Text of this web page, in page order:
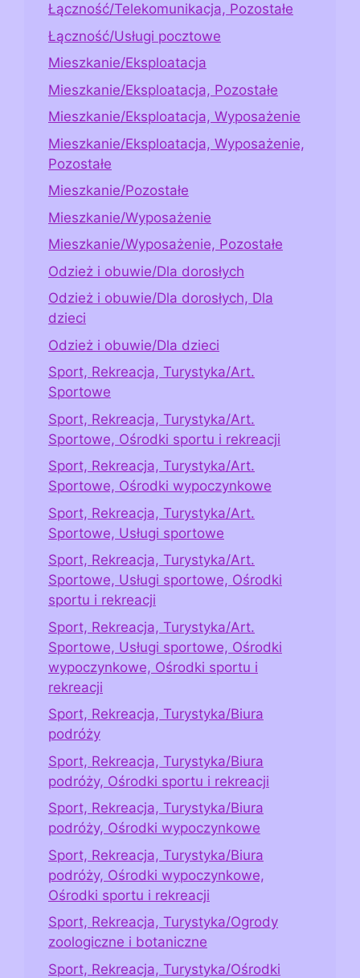
Łączność/Telekomunikacja, Pozostałe
Łączność/Usługi pocztowe
Mieszkanie/Eksploatacja
Mieszkanie/Eksploatacja, Pozostałe
Mieszkanie/Eksploatacja, Wyposażenie
Mieszkanie/Eksploatacja, Wyposażenie,
Pozostałe
Mieszkanie/Pozostałe
Mieszkanie/Wyposażenie
Mieszkanie/Wyposażenie, Pozostałe
Odzież i obuwie/Dla dorosłych
Odzież i obuwie/Dla dorosłych, Dla
dzieci
Odzież i obuwie/Dla dzieci
Sport, Rekreacja, Turystyka/Art.
Sportowe
Sport, Rekreacja, Turystyka/Art.
Sportowe, Ośrodki sportu i rekreacji
Sport, Rekreacja, Turystyka/Art.
Sportowe, Ośrodki wypoczynkowe
Sport, Rekreacja, Turystyka/Art.
Sportowe, Usługi sportowe
Sport, Rekreacja, Turystyka/Art.
Sportowe, Usługi sportowe, Ośrodki
sportu i rekreacji
Sport, Rekreacja, Turystyka/Art.
Sportowe, Usługi sportowe, Ośrodki
wypoczynkowe, Ośrodki sportu i
rekreacji
Sport, Rekreacja, Turystyka/Biura
podróży
Sport, Rekreacja, Turystyka/Biura
podróży, Ośrodki sportu i rekreacji
Sport, Rekreacja, Turystyka/Biura
podróży, Ośrodki wypoczynkowe
Sport, Rekreacja, Turystyka/Biura
podróży, Ośrodki wypoczynkowe,
Ośrodki sportu i rekreacji
Sport, Rekreacja, Turystyka/Ogrody
zoologiczne i botaniczne
Sport, Rekreacja, Turystyka/Ośrodki